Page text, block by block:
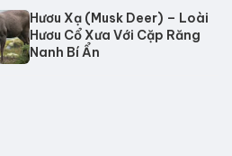
Hươu Xạ (Musk Deer) – Loài
Hươu Cổ Xưa Với Cặp Răng
Nanh Bí Ẩn